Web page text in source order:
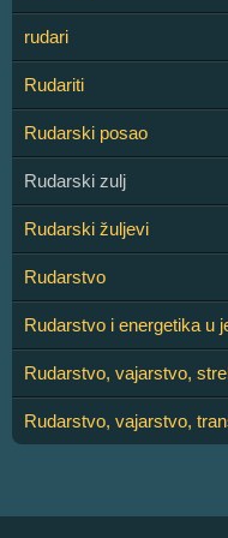
rudari
Rudariti
Rudarski posao
Rudarski zulj
Rudarski žuljevi
Rudarstvo
Rudarstvo i energetika u
Rudarstvo, vajarstvo,
Rudarstvo, vajarstvo,